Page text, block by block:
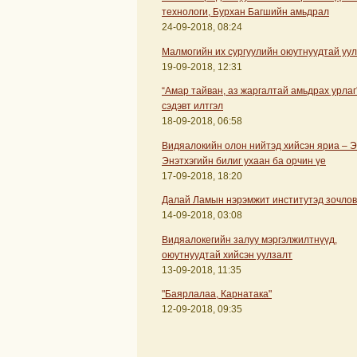
технологи, Бурхан Багшийн амьдрал
24-09-2018, 08:24
Малмогийн их сургуулийн оюутнуудтай
19-09-2018, 12:31
“Амар тайван, аз жаргалтай амьдрах
сэдэвт илтгэл
18-09-2018, 06:58
Видяалокийн олон нийтэд хийсэн яриа –
Энэтхэгийн билиг ухаан ба орчин үе
17-09-2018, 18:20
Далай Ламын нэрэмжит институтэд зочлов
14-09-2018, 03:08
Видяалокегийн залуу мэргэлжилтнүүд,
оюутнуудтай хийсэн уулзалт
13-09-2018, 11:35
"Баярлалаа, Карнатака"
12-09-2018, 09:35